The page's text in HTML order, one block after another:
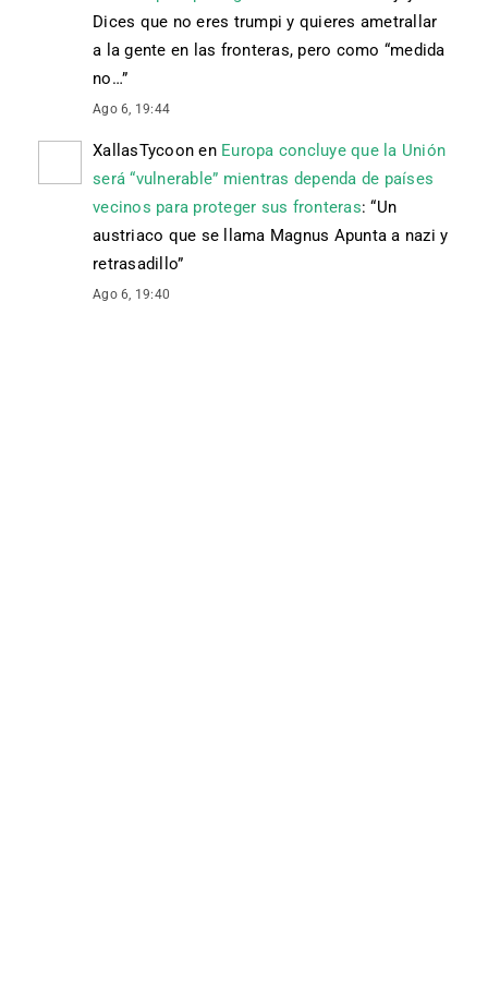
Dices que no eres trumpi y quieres ametrallar
a la gente en las fronteras, pero como “medida
no…”
Ago 6, 19:44
XallasTycoon en Europa concluye que la Unión
será “vulnerable” mientras dependa de países
vecinos para proteger sus fronteras: “Un
austriaco que se llama Magnus Apunta a nazi y
retrasadillo”
Ago 6, 19:40